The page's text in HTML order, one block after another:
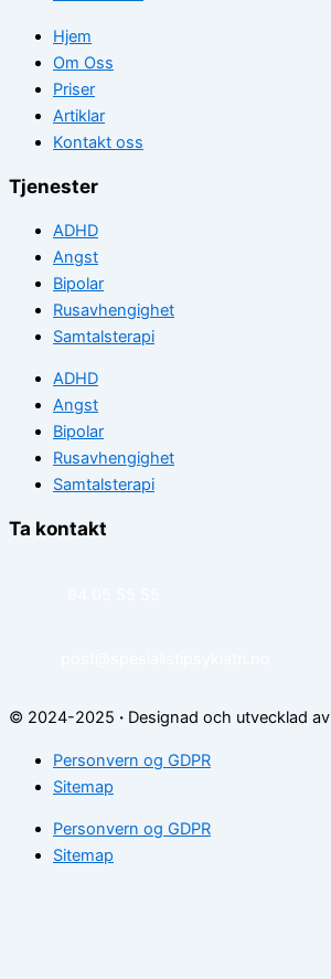
Hjem
Om Oss
Priser
Artiklar
Kontakt oss
Tjenester
ADHD
Angst
Bipolar
Rusavhengighet
Samtalsterapi
ADHD
Angst
Bipolar
Rusavhengighet
Samtalsterapi
Ta kontakt
© 2024-2025 · Designad och utvecklad av
Personvern og GDPR
Sitemap
Personvern og GDPR
Sitemap